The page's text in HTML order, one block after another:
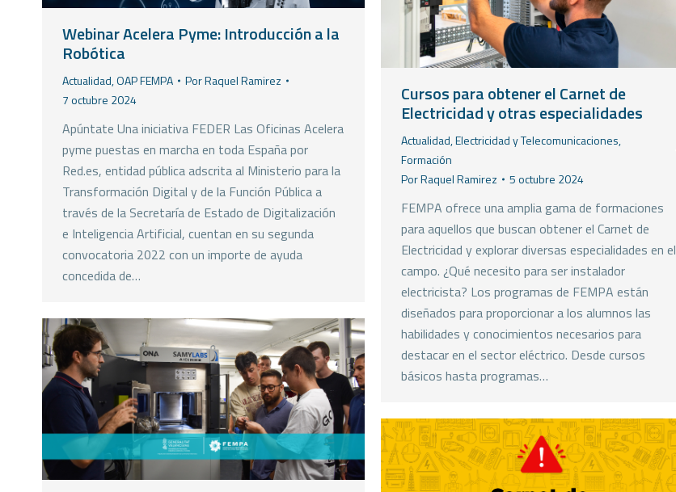
Webinar Acelera Pyme: Introducción a la
Robótica
Actualidad,OAP FEMPA PorRaquel Ramirez
7 octubre 2024
Apúntate Una iniciativa FEDER Las Oficinas Acelera
pyme puestas en marcha en toda España por
Red.es, entidad pública adscrita al Ministerio para la
Transformación Digital y de la Función Pública a
través de la Secretaría de Estado de Digitalización
e Inteligencia Artificial, cuentan en su segunda
convocatoria 2022 con un importe de ayuda
concedida de…
Cursos para obtener el Carnet de
Electricidad y otras especialidades
Actualidad,Electricidad y Telecomunicaciones,
Formación
PorRaquel Ramirez 5 octubre 2024
FEMPA ofrece una amplia gama de formaciones
para aquellos que buscan obtener el Carnet de
Electricidad y explorar diversas especialidades en el
campo. ¿Qué necesito para ser instalador
electricista? Los programas de FEMPA están
diseñados para proporcionar a los alumnos las
habilidades y conocimientos necesarios para
destacar en el sector eléctrico. Desde cursos
básicos hasta programas…